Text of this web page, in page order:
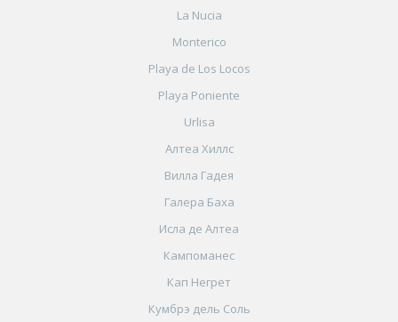
La Nucia
Monterico
Playa de Los Locos
Playa Poniente
Urlisa
Алтеа Хиллс
Вилла Гадея
Галера Баха
Исла де Алтеа
Кампоманес
Кап Негрет
Кумбрэ дель Соль